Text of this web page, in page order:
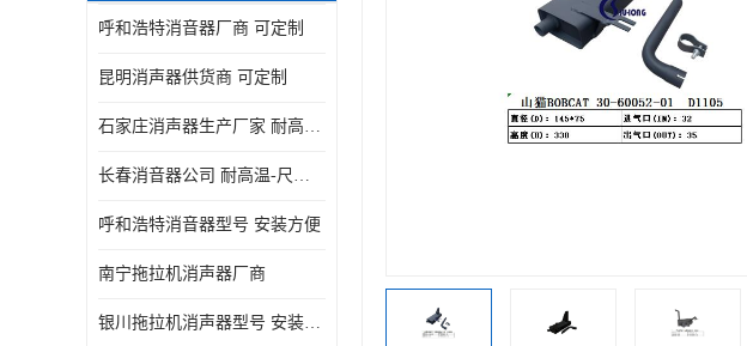
呼和浩特消音器厂商 可定制
昆明消声器供货商 可定制
石家庄消声器生产厂家 耐高温-尺寸可定制
长春消音器公司 耐高温-尺寸可定制
呼和浩特消音器型号 安装方便
南宁拖拉机消声器厂商
银川拖拉机消声器型号 安装方便